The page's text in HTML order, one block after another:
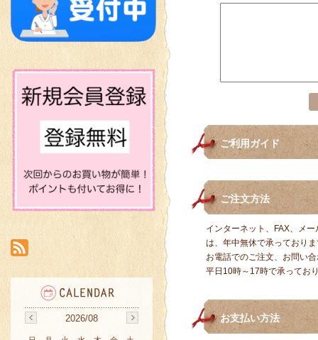
ご利用ガイド
ご注文方法
インターネット、FAX、メ
は、年中無休で承っており
お電話でのご注文、お問い
平日10時～17時で承ってお
お支払い方法
2026/08